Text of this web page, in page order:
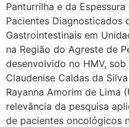
Panturrilha e da
Pacientes Diagnosticados
Gastrointestinais em
na Região do Agreste de
desenvolvido no HMV,
Claudenise Caldas da
Rayanna Amorim de Lima
relevância da pesquisa
de pacientes oncológicos